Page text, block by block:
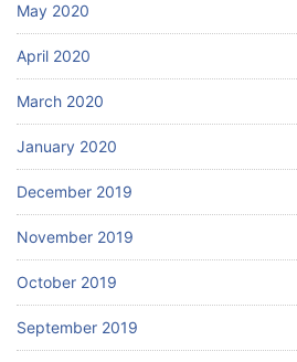
May 2020
April 2020
March 2020
January 2020
December 2019
November 2019
October 2019
September 2019